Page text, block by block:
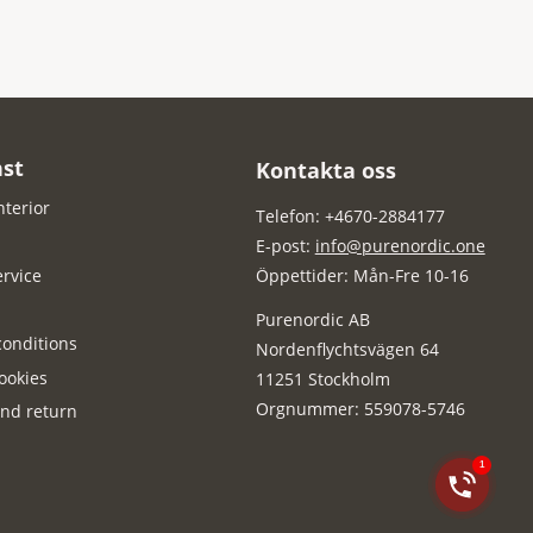
return
Kontakta oss
Telefon: +4670-2884177
E-post: info@purenordic.one
Öppettider: Mån-Fre 10-16
Purenordic AB
Nordenflychtsvägen 64
11251 Stockholm
Orgnummer: 559078-5746